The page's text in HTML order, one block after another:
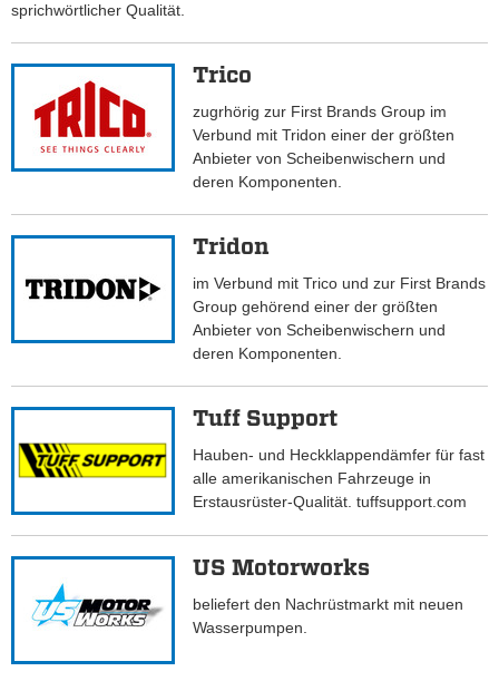
sprichwörtlicher Qualität.
Trico
zugrhörig zur First Brands Group im
Verbund mit Tridon einer der größten
Anbieter von Scheibenwischern und
deren Komponenten.
Tridon
im Verbund mit Trico und zur First Brands
Group gehörend einer der größten
Anbieter von Scheibenwischern und
deren Komponenten.
Tuff Support
Hauben- und Heckklappendämfer für fast
alle amerikanischen Fahrzeuge in
Erstausrüster-Qualität. tuffsupport.com
US Motorworks
beliefert den Nachrüstmarkt mit neuen
Wasserpumpen.